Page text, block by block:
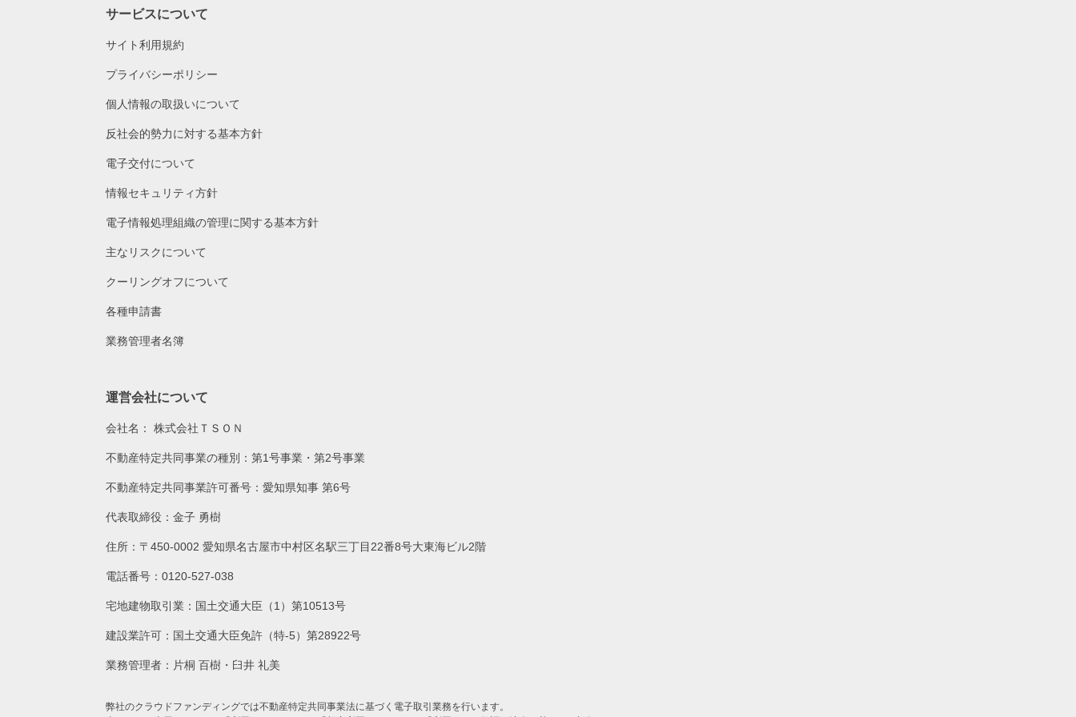
サービスについて
サイト利用規約
プライバシーポリシー
個人情報の取扱いについて
反社会的勢力に対する基本方針
電子交付について
情報セキュリティ方針
電子情報処理組織の管理に関する基本方針
主なリスクについて
クーリングオフについて
各種申請書
業務管理者名簿
運営会社について
会社名： 株式会社ＴＳＯＮ
不動産特定共同事業の種別：第1号事業・第2号事業
不動産特定共同事業許可番号：愛知県知事 第6号
代表取締役：金子 勇樹
住所：〒450-0002 愛知県名古屋市中村区名駅三丁目22番8号大東海ビル2階
電話番号：0120-527-038
宅地建物取引業：国土交通大臣（1）第10513号
建設業許可：国土交通大臣免許（特-5）第28922号
業務管理者：片桐 百樹・臼井 礼美
弊社のクラウドファンディングでは不動産特定共同事業法に基づく電子取引業務を行います。